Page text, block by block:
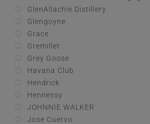
GlenAllachie Distillery
Glengoyne
Grace
Gremillet
Grey Goose
Havana Club
Hendrick
Hennessy
JOHNNIE WALKER
Jose Cuervo